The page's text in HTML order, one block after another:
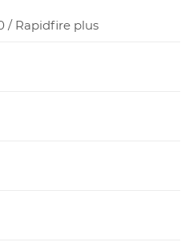
/ Rapidfire plus